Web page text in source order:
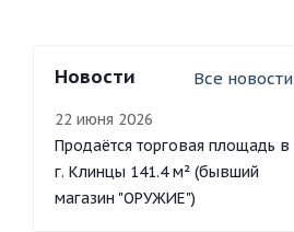
Новости Все новости
22 июня 2026
Продаётся торговая площадь в
г. Клинцы 141.4 м² (бывший
магазин "ОРУЖИЕ")